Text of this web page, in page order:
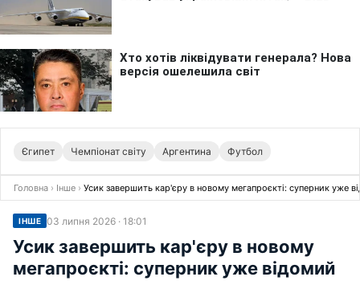
Єгипет Чемпіонат світу Аргентина Футбол
Головна › Інше › Усик завершить кар'єру в новому мегапроєкті: суперник уже
ІНШЕ 03 липня 2026 · 18:01
Усик завершить кар'єру в новому
мегапроєкті: суперник уже відомий